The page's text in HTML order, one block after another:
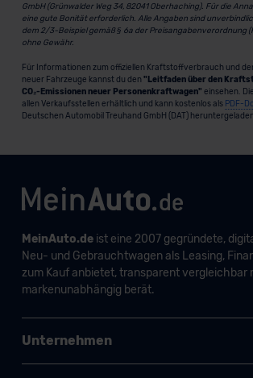
GmbH (Grünwalder Weg 34, 82041 Oberhaching). Für die
eine gute Bonität erforderlich. Alle Angaben sind
dem 2/3-Beispiel gemäß § 6a der Preisangabenverordnung
ohne Gewähr.
Für Informationen zum offiziellen Kraftstoffverbrauch und
neuer Fahrzeuge kannst du den "Leitfaden über den
CO₂-Emissionen neuer Personenkraftwagen" einsehen.
allen Verkaufsstellen erhältlich und kann kostenlos als PDF-
Deutschen Automobil Treuhand GmbH (DAT)
MeinAuto.deist eine 2007 gegründete,
Neu- und Gebrauchtwagen als Leasing,
zum Kauf anbietet, transparent vergleichbar
markenunabhängig berät.
Unternehmen